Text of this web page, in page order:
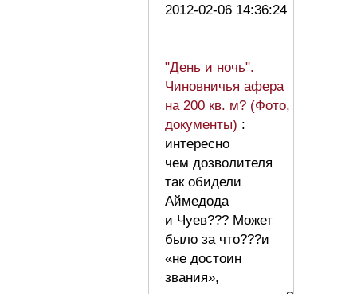
2012-02-06 14:36:24
"День и ночь".
Чиновничья афера
на 200 кв. м? (Фото,
документы) :
интересно
чем дозволителя
так обидели
Аймедода
и Чуев??? Может
было за что???и
«не достоин
звания»,